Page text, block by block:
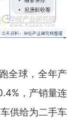
全球，全年产
，产销量连
供给为二手车